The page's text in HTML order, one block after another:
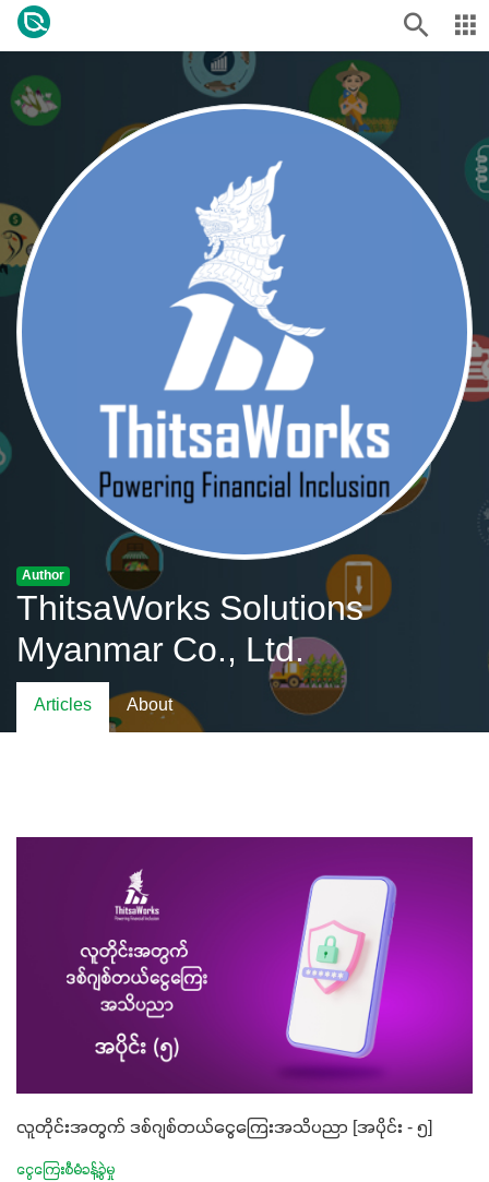
Author
ThitsaWorks Solutions
Myanmar Co., Ltd.
Articles About
လူတိုင်းအတွက် ဒစ်ဂျစ်တယ်ငွေကြေးအသိပညာ [အပိုင်း - ၅]
ငွေကြေးစီမံခန့်ခွဲမှု